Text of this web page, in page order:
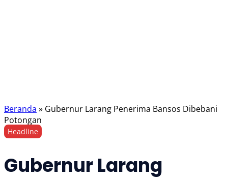
Beranda » Gubernur Larang Penerima Bansos Dibebani
Potongan
Headline
Gubernur Larang